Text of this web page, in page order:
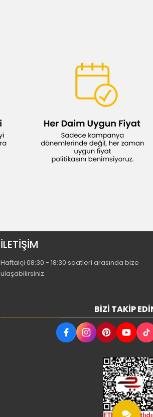
İLETİŞİM
Haftaiçi 08:30 - 18:30 saatleri arasında bize
ulaşabilirsiniz.
BIZI TAKIP